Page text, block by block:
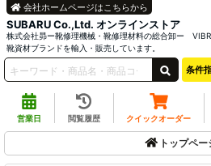
SUBARU Co.,Ltd. オンラインストア
株式会社昴ー靴修理機械・靴修理材料の総合卸ー
靴資材ブランドを輸入・販売しています。
会社ホームページはこちらから
条件
営業日 閲覧履歴 クイックオーダー
トップペー